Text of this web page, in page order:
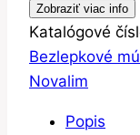
Zobraziť viac info
Katalógové
Bezlepkové
Novalim
Popis